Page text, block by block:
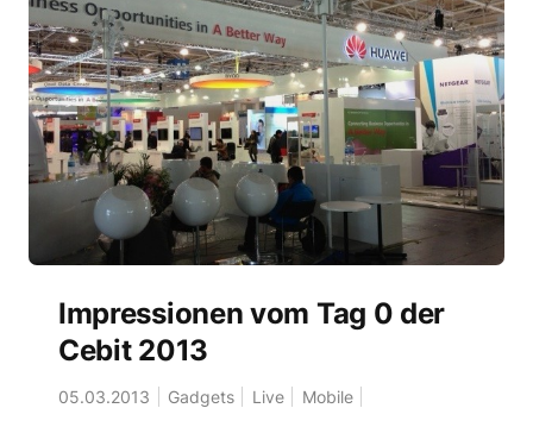
Impressionen vom Tag 0 der
Cebit 2013
05.03.2013 Gadgets Live Mobile